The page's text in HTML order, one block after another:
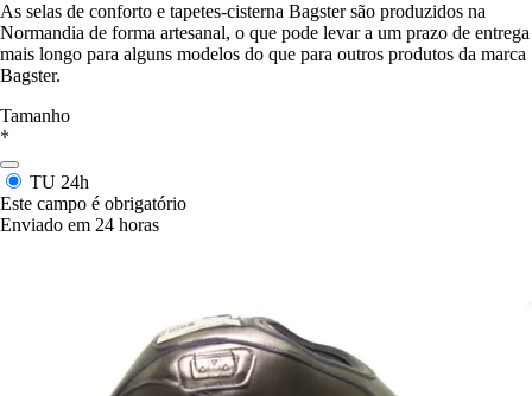
As selas de conforto e tapetes-cisterna Bagster são produzidos na
Normandia de forma artesanal, o que pode levar a um prazo de entrega
mais longo para alguns modelos do que para outros produtos da marca
Bagster.
Tamanho
*
TU 24h
Este campo é obrigatório
Enviado em 24 horas